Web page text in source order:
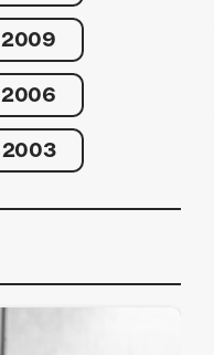
2009
2006
2003